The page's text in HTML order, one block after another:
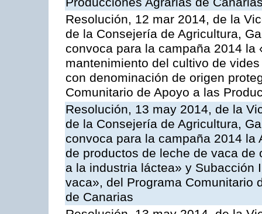
Resolución, 12 mar 2014, de la
de la Consejería de Agricultura,
convoca para la campaña 2014 la
mantenimiento del cultivo de
con denominación de origen
Comunitario de Apoyo a las
Resolución, 13 may 2014, de la
de la Consejería de Agricultura,
convoca para la campaña 2014
de productos de leche de vaca
a la industria láctea» y Subacción
vaca», del Programa Comunitario
de Canarias